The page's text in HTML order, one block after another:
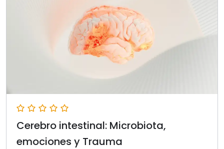
Cerebro intestinal: Microbiota,
emociones y Trauma